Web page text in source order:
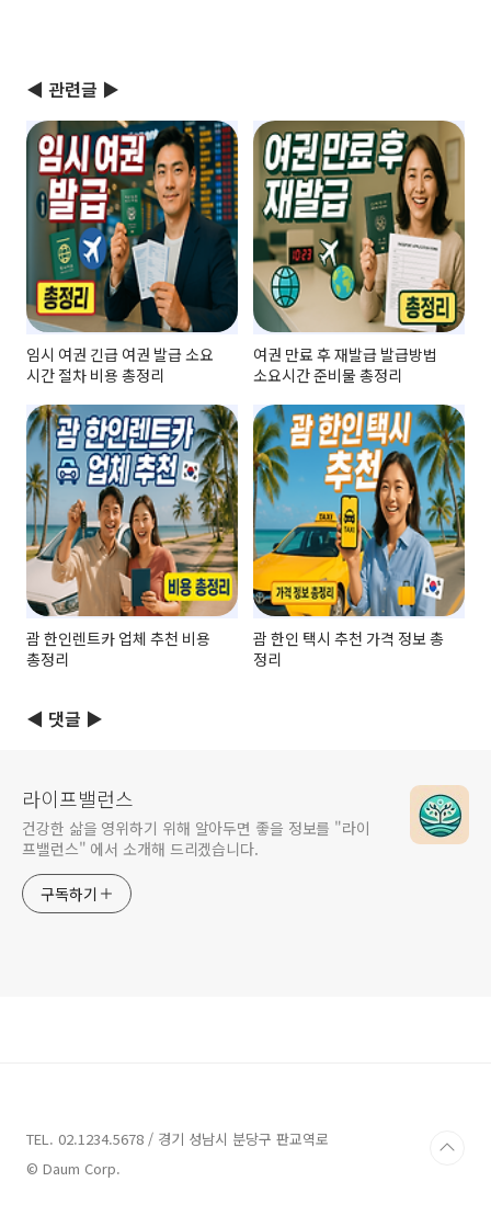
◀ 관련글 ▶
임시 여권 긴급 여권 발급 소요
시간 절차 비용 총정리
여권 만료 후 재발급 발급방법
소요시간 준비물 총정리
괌 한인렌트카 업체 추천 비용
총정리
괌 한인 택시 추천 가격 정보 총
정리
◀ 댓글 ▶
라이프밸런스
건강한 삶을 영위하기 위해 알아두면 좋을 정보를 "라이
프밸런스" 에서 소개해 드리겠습니다.
구독하기
TEL. 02.1234.5678 / 경기 성남시 분당구 판교역로
© Daum Corp.